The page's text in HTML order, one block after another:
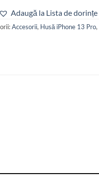
Adaugă la Lista de dorințe
Accesorii, Husă iPhone 13 Pro,